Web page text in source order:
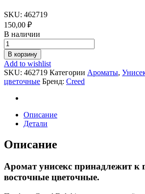
SKU: 462719
150,00 ₽
В наличии
Creed
Delphinus
quantity
В корзину
Add to wishlist
SKU: 462719 Категории Ароматы,
цветочные Бренд: Creed
Описание
Детали
Описание
Аромат унисекс принадлежит к
восточные цветочные.